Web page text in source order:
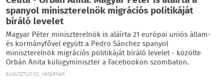
spanyol miniszterelnök migrációs politikáját
bíráló levelet
Magyar Péter miniszterelnök is aláírta 21 európai uniós állam-
és kormányfővel együtt a Pedro Sánchez spanyol
miniszterelnök migrációs politikáját bíráló levelet - közölte
Orbán Anita külügyminiszter a Facebookon szombaton.
AUGUSZTUS 02., VASÁRNAP